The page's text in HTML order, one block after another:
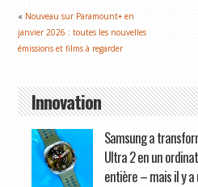
« Nouveau sur Paramount+ en
janvier 2026 : toutes les nouvelles
émissions et films à regarder
Innovation
Samsung a
Ultra 2 en un
entière – mais il y